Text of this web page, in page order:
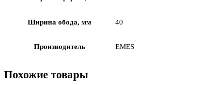
Ширина обода, мм 40
Производитель EMES
Похожие товары